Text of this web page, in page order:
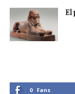
El
0 Fans